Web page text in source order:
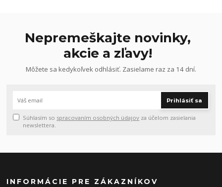
Nepremeškajte novinky,
akcie a zľavy!
Môžete sa kedykoľvek odhlásiť. Zasielame raz za 14 dní.
Prihlásiť sa
Súhlasím so spracovaním osobných údajov za účelom zasielania
newslettera.
INFORMÁCIE PRE ZÁKAZNÍKOV